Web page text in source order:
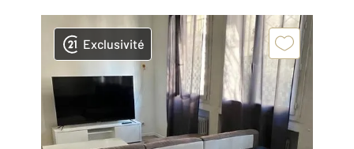
Exclusivité